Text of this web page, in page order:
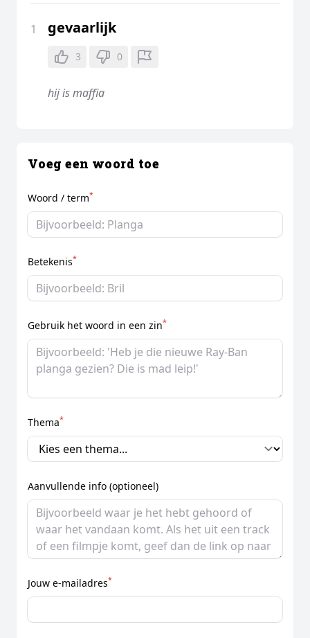
1 gevaarlijk
3 0
hij is maffia
Voeg een woord toe
Woord / term*
Betekenis*
Gebruik het woord in een zin*
Thema*
Aanvullende info (optioneel)
Jouw e-mailadres*